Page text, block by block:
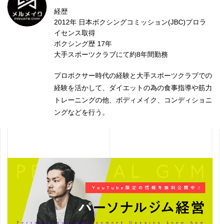
経歴
2012年 日本ボクシングコミッション(JBC)プロラ
イセンス取得
ボクシング歴 17年
大手スポーツクラブにて約8年間勤務
プロボクサー時代の経験と大手スポーツクラブでの
経験を活かして、ダイエットの為の食事指導や筋力
トレーニングの他、ボディメイク、コンディショニ
ングなどを行う。